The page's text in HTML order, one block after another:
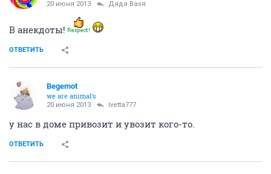
20 июня 2013 Дядя Ваsя
В анекдоты!
ОТВЕТИТЬ
Begemot
we are animal's
20 июня 2013 Ivetta777
у нас в доме привозит и увозит кого-то.
ОТВЕТИТЬ